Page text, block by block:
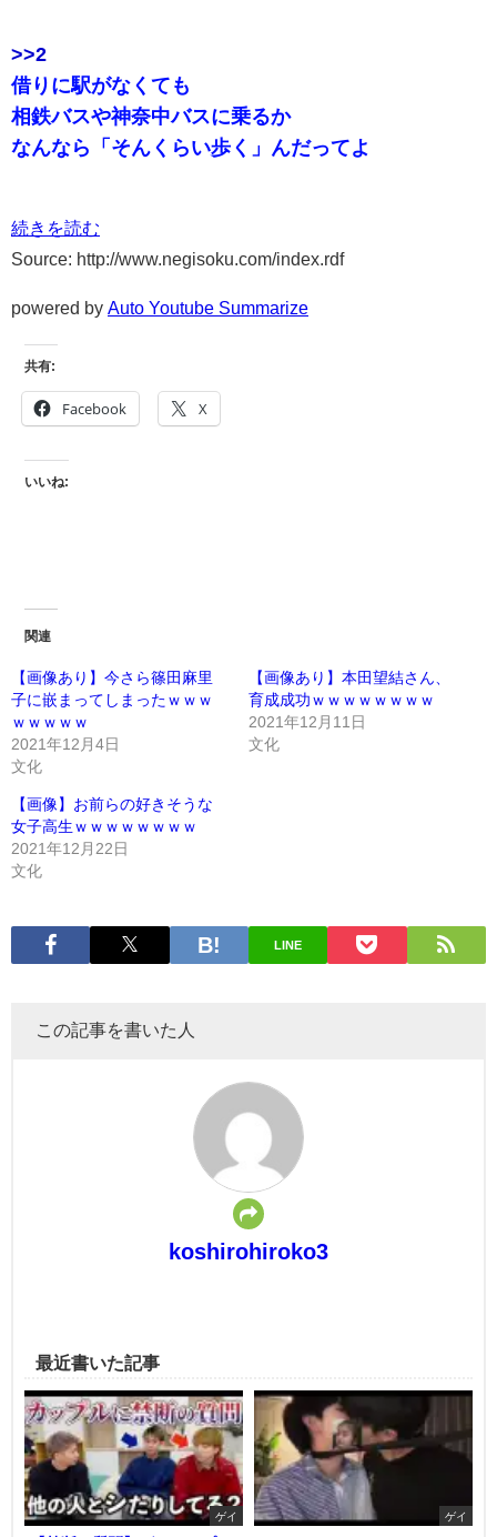
>>2
借りに駅がなくても
相鉄バスや神奈中バスに乗るか
なんなら「そんくらい歩く」んだってよ
続きを読む
Source: http://www.negisoku.com/index.rdf
powered by Auto Youtube Summarize
共有:
Facebook X
いいね:
関連
【画像あり】今さら篠田麻里
子に嵌まってしまったｗｗｗ
ｗｗｗｗｗ
2021年12月4日
文化
【画像あり】本田望結さん、
育成成功ｗｗｗｗｗｗｗｗ
2021年12月11日
文化
【画像】お前らの好きそうな
女子高生ｗｗｗｗｗｗｗｗ
2021年12月22日
文化
LINE
この記事を書いた人
koshirohiroko3
最近書いた記事
ゲイ ゲイ